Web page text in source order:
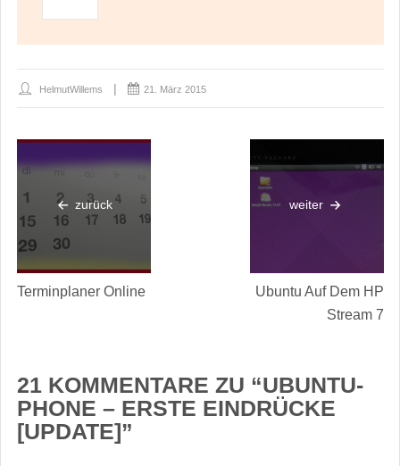
HelmutWillems 21. März 2015
zurück
Terminplaner Online
weiter
Ubuntu Auf Dem HP
Stream 7
21 KOMMENTARE ZU “UBUNTU-
PHONE – ERSTE EINDRÜCKE
[UPDATE]”